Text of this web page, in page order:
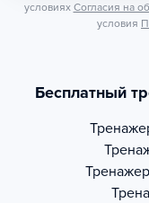
условиях Согласия на
условия
Бесплатный
Тренажер